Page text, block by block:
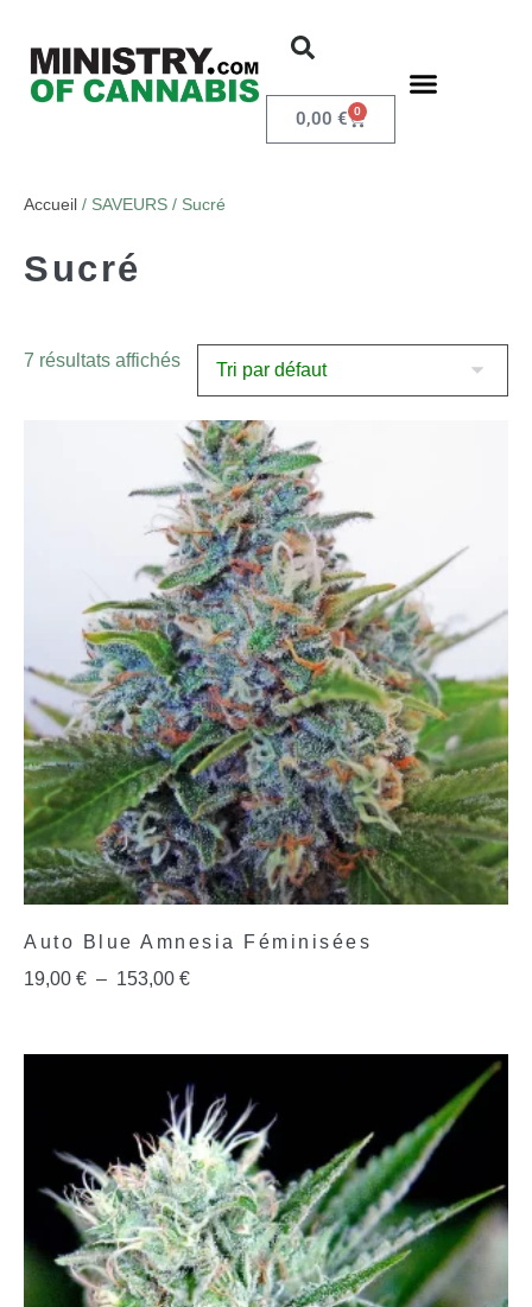
0,00 € 0
Accueil / SAVEURS / Sucré
Sucré
7 résultats affichés
Auto Blue Amnesia Féminisées
19,00 € – 153,00 €